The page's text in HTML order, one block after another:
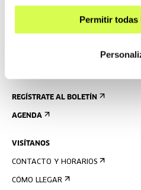
Permitir todas
REGÍSTRATE AL BOLETÍN
AGENDA
VISÍTANOS
CONTACTO Y HORARIOS
CÓMO LLEGAR